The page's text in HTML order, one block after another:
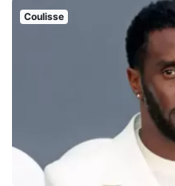
Coulisse